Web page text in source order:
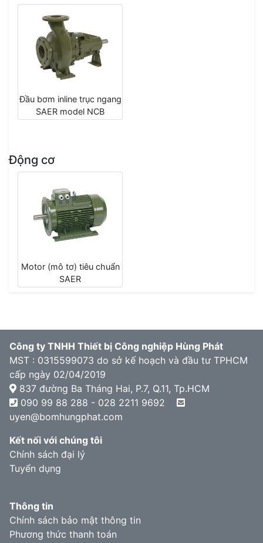
Đầu bơm inline trục ngang
SAER model NCB
Động cơ
Motor (mô tơ) tiêu chuẩn
SAER
Công ty TNHH Thiết bị Công nghiệp Hùng Phát
MST : 0315599073 do sở kế hoạch và đầu tư TPHCM
cấp ngày 02/04/2019
837 đường Ba Tháng Hai, P.7, Q.11, Tp.HCM
090 99 88 288 - 028 2211 9692
uyen@bomhungphat.com
Kết nối với chúng tôi
Chính sách đại lý
Tuyển dụng
Thông tin
Chính sách bảo mật thông tin
Phương thức thanh toán